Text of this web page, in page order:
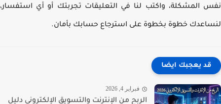
المشكلة، واكتب لنا في التعليقات تجربتك أو أي استفسار،
خطوة بخطوة على استرجاع حسابك بأمان.
قد يعجبك ايضا
فبراير 4, 2026
الربح من الإنترنت والتسويق الإلكتروني دليل